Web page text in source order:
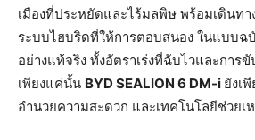
เมืองที่ประหยัดและไร้มลพิษ พร้อมเดินทา
ระบบไฮบริดที่ให้การตอบสนอง ในแบบฉ
อย่างแท้จริง ทั้งอัตราเร่งที่ฉับไวและการ
เพียงแค่นั้น BYD SEALION 6 DM-i ยังเ
อำนวยความสะดวก และเทคโนโลยีช่วย